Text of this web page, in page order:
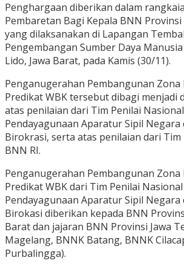
Penghargaan diberikan dalam
Pembaretan Bagi Kepala BNN
yang dilaksanakan di Lapangan
Pengembangan Sumber Daya Manusia
Lido, Jawa Barat, pada Kamis (30/11).
Penganugerahan Pembangunan
Predikat WBK tersebut dibagi menjadi
atas penilaian dari Tim Penilai
Pendayagunaan Aparatur Sipil Negara
Birokrasi, serta atas penilaian dari
BNN RI.
Penganugerahan Pembangunan
Predikat WBK dari Tim Penilai
Pendayagunaan Aparatur Sipil Negara
Birokasi diberikan kepada BNN
Barat dan jajaran BNN Provinsi Jawa
Magelang, BNNK Batang, BNNK
Purbalingga).